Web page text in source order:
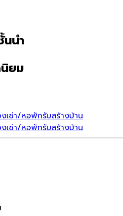
นำ
ยม
เช่า/หอพักรับสร้างบ้าน
เช่า/หอพักรับสร้างบ้าน